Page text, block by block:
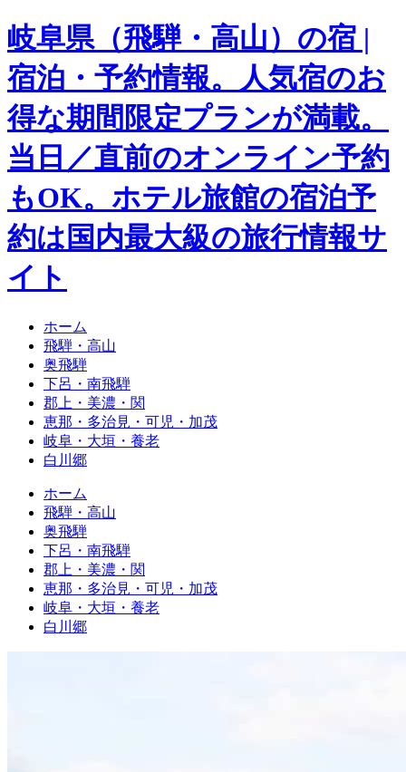
岐阜県（飛騨・高山）の宿 |
宿泊・予約情報。人気宿のお
得な期間限定プランが満載。
当日／直前のオンライン予約
もOK。ホテル旅館の宿泊予
約は国内最大級の旅行情報サ
イト
ホーム
飛騨・高山
奥飛騨
下呂・南飛騨
郡上・美濃・関
恵那・多治見・可児・加茂
岐阜・大垣・養老
白川郷
ホーム
飛騨・高山
奥飛騨
下呂・南飛騨
郡上・美濃・関
恵那・多治見・可児・加茂
岐阜・大垣・養老
白川郷